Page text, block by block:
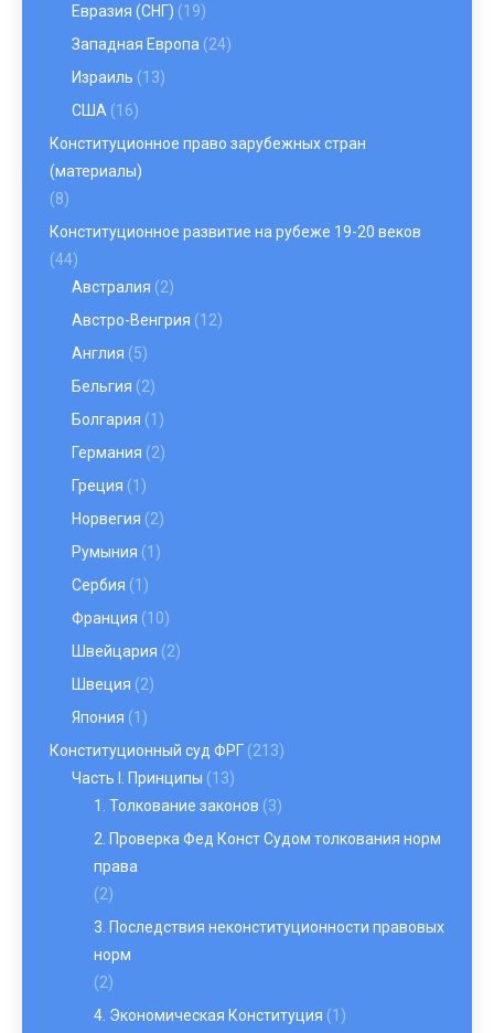
Евразия (СНГ) (19)
Западная Европа (24)
Израиль (13)
США (16)
Конституционное право зарубежных стран
(материалы)
(8)
Конституционное развитие на рубеже 19-20 веков
(44)
Австралия (2)
Австро-Венгрия (12)
Англия (5)
Бельгия (2)
Болгария (1)
Германия (2)
Греция (1)
Норвегия (2)
Румыния (1)
Сербия (1)
Франция (10)
Швейцария (2)
Швеция (2)
Япония (1)
Конституционный суд ФРГ (213)
Часть I. Принципы (13)
1. Толкование законов (3)
2. Проверка Фед Конст Судом толкования норм
права
(2)
3. Последствия неконституционности правовых
норм
(2)
4. Экономическая Конституция (1)